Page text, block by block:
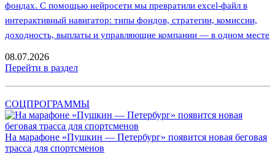
фондах. С помощью нейросети мы превратили excel-файл в
интерактивный навигатор: типы фондов, стратегии, комиссии,
доходность, выплаты и управляющие компании — в одном месте
08.07.2026
Перейти в раздел
СОЦПРОГРАММЫ
На марафоне «Пушкин — Петербург» появится новая беговая
трасса для спортсменов